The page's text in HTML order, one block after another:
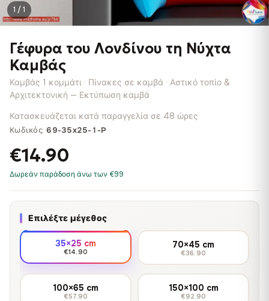
1 / 1
Γέφυρα του Λονδίνου τη Νύχτα
Καμβάς
Καμβάς 1 κομμάτι · Πίνακες σε καμβά · Αστικό τοπίο &
Αρχιτεκτονική — Εκτύπωση καμβά
Κατασκευάζεται κατά παραγγελία σε 48 ώρες·
Κωδικός:69-35x25-1-P
€14.90
Δωρεάν παράδοση άνω των €99
Επιλέξτε μέγεθος
35×25 cm
€14.90
70×45 cm
€36.90
100×65 cm
€57.90
150×100 cm
€92.90